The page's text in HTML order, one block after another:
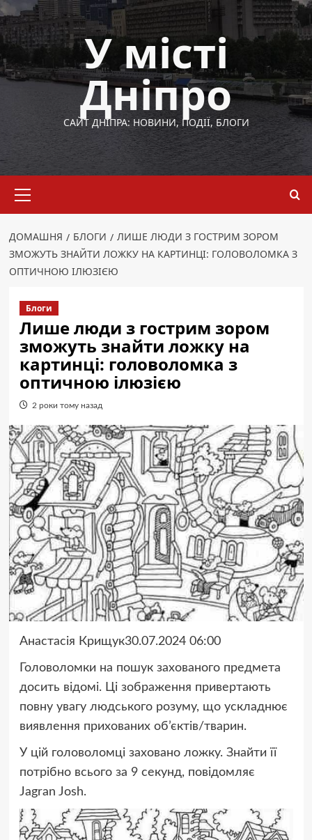
Перейти
до
вмісту
У місті
Дніпро
САЙТ ДНІПРА: НОВИНИ, ПОДІЇ, БЛОГИ
меню
ДОМАШНЯ БЛОГИ
ЛИШЕ ЛЮДИ З ГОСТРИМ ЗОРОМ
ЗМОЖУТЬ ЗНАЙТИ ЛОЖКУ НА КАРТИНЦІ: ГОЛОВОЛОМКА З
ОПТИЧНОЮ ІЛЮЗІЄЮ
Блоги
Лише люди з гострим зором
зможуть знайти ложку на
картинці: головоломка з
оптичною ілюзією
2 роки тому назад
Анастасія Крищук30.07.2024 06:00
Головоломки на пошук захованого предмета
досить відомі. Ці зображення привертають
повну увагу людського розуму, що ускладнює
виявлення прихованих об’єктів/тварин.
У цій головоломці заховано ложку. Знайти її
потрібно всього за 9 секунд, повідомляє
Jagran Josh.